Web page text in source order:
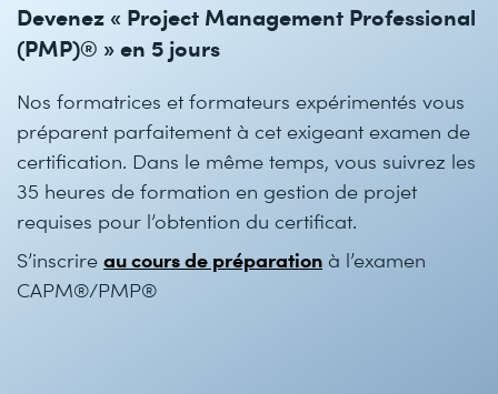
Devenez « Project Management Professional
(PMP)® » en 5 jours
Nos formatrices et formateurs expérimentés vous
préparent parfaitement à cet exigeant examen de
certification. Dans le même temps, vous suivrez les
35 heures de formation en gestion de projet
requises pour l’obtention du certificat.
S’inscrire au cours de préparation à l’examen
CAPM®/PMP®